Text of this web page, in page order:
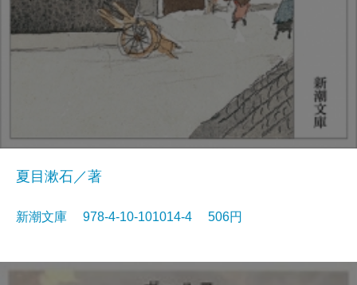
夏目漱石／著
新潮文庫 978-4-10-101014-4 506円